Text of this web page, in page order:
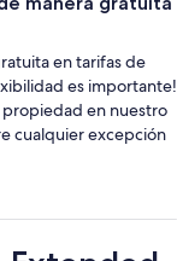
en tarifas de
es importante!
propiedad en nuestro
cualquier excepción